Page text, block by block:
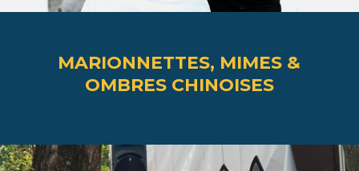
MARIONNETTES, MIMES &
OMBRES CHINOISES